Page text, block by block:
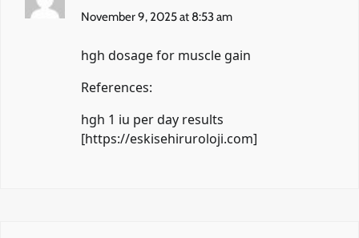
November 9, 2025 at 8:53 am
hgh dosage for muscle gain
References:
hgh 1 iu per day results
[https://eskisehiruroloji.com]